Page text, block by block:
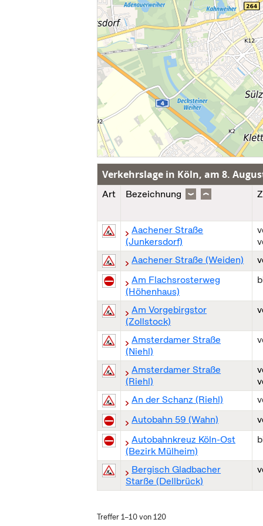
Verkehrslage in Köln, am8.
Art Bezeichnung
Aachener Straße
(Junkersdorf)
Aachener Straße (Weiden)
Am Flachsrosterweg
(Höhenhaus)
Am Vorgebirgstor
(Zollstock)
Amsterdamer Straße
(Niehl)
Amsterdamer Straße
(Riehl)
An der Schanz (Riehl)
Autobahn 59 (Wahn)
Autobahnkreuz Köln-Ost
(Bezirk Mülheim)
Bergisch Gladbacher
Starße (Dellbrück)
Treffer 1–10 von 120